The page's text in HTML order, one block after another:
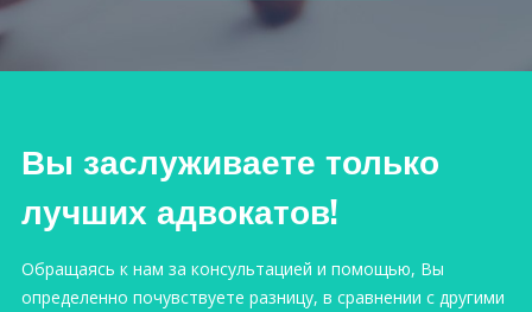
Вы заслуживаете только
лучших адвокатов!
Обращаясь к нам за консультацией и помощью, Вы
определенно почувствуете разницу, в сравнении с другими